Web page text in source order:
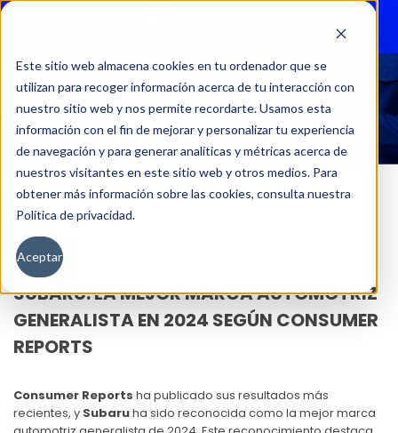
Este sitio web almacena cookies en tu ordenador que se
utilizan para recoger información acerca de tu interacción con
nuestro sitio web y nos permite recordarte. Usamos esta
información con el fin de mejorar y personalizar tu experiencia
de navegación y para generar analíticas y métricas acerca de
nuestros visitantes en este sitio web y otros medios. Para
obtener más información sobre las cookies, consulta nuestra
Política de privacidad.
Aceptar
NOTICIAS
07
ENE
SUBARU: LA MEJOR MARCA AUTOMOTRIZ
GENERALISTA EN 2024 SEGÚN CONSUMER
REPORTS
Consumer Reports ha publicado sus resultados más
recientes, y Subaruha sido reconocida como la mejor marca